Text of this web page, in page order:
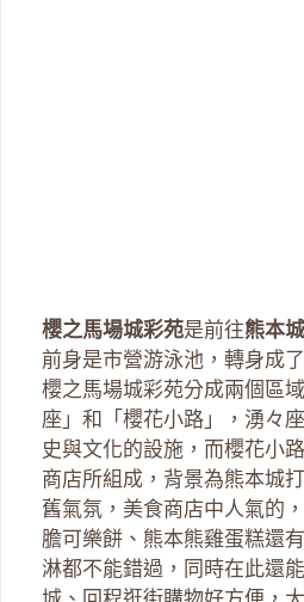
櫻之馬場城彩苑是前往熊本城
前身是市營游泳池，轉身成
櫻之馬場城彩苑分成兩個區
座」和「櫻花小路」，湧々
史與文化的設施，而櫻花小
商店所組成，背景為熊本城
舊氣氛，美食商店中人氣的
膽可樂餅、熊本熊雞蛋糕還
淋都不能錯過，同時在此還